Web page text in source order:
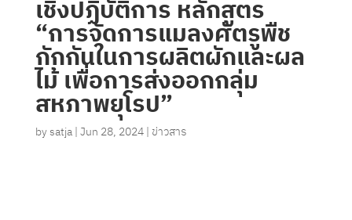
เชิงปฏิบัติการ หลักสูตร
“การจัดการแมลงศัตรูพืช
กักกันในการผลิตผักและผล
ไม้ เพื่อการส่งออกกลุ่ม
สหภาพยุโรป”
bysatja| Jun 28, 2024| ข่าวสาร